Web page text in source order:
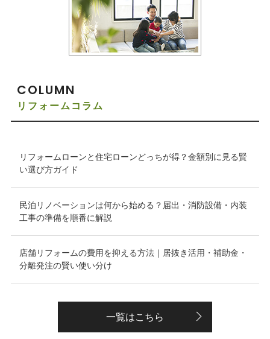
COLUMN
リフォームコラム
リフォームローンと住宅ローンどっちが得？金額別に見る賢
い選び方ガイド
民泊リノベーションは何から始める？届出・消防設備・内装
工事の準備を順番に解説
店舗リフォームの費用を抑える方法｜居抜き活用・補助金・
分離発注の賢い使い分け
一覧はこちら